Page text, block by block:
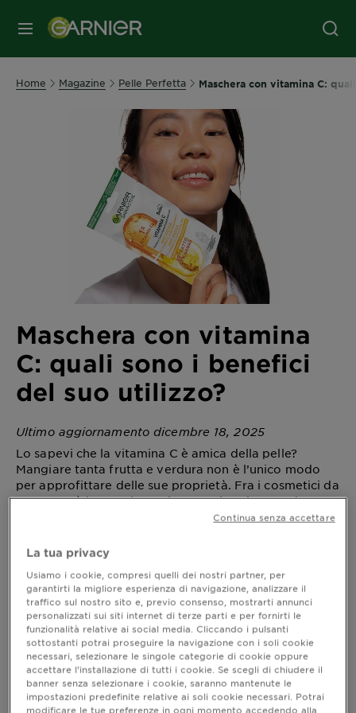
MENU
Home Magazine Pelle Perfetta Maschera con vitamina C:
Maschera con vitamina
C: quali sono i benefici
del suo utilizzo?
Ultimo aggiornamento dicembre 18, 2025
Lo sapevi che la vitamina C è amica della pelle?
Mangiare tanta frutta e verdura non è l’unico modo
per approfittare delle sue proprietà. Fra i cosmetici da
provare c’è la maschera viso con vitamina C, ad
azione illuminante e antiossidante, arricchita anche
Maschera con vitamina C: quali sono i
benefici del suo utilizzo?
Lamaschera con Vitamina Cè pensata per offrire
un boost di luminosità all’incarnato spento e
irregolare. Grazie alla sua azione antiossidante,
aiuta a contrastare gli effetti visibili dello stress
ossidativo, uno dei principali responsabili
La tua privacy
Usiamo i cookie, compresi quelli dei nostri partner, per
garantirti la migliore esperienza di navigazione, analizzare il
traffico sul nostro sito e, previo consenso, mostrarti annunci
personalizzati sui siti internet di terze parti e per fornirti le
funzionalità relative ai social media. Cliccando i pulsanti
sottostanti potrai proseguire la navigazione con i soli cookie
necessari, selezionare le singole categorie di cookie oppure
accettare l’installazione di tutti i cookie. Se scegli di chiudere il
banner senza selezionare i cookie, saranno mantenute le
impostazioni predefinite relative ai soli cookie necessari. Potrai
modificare le tue preferenze in ogni momento accedendo alla
Continua senza accettare